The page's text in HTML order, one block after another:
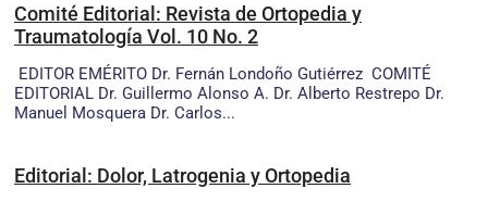
Comité Editorial: Revista de Ortopedia y
Traumatología Vol. 10 No. 2
EDITOR EMÉRITO Dr. Fernán Londoño Gutiérrez COMITÉ
EDITORIAL Dr. Guillermo Alonso A. Dr. Alberto Restrepo Dr.
Manuel Mosquera Dr. Carlos...
Editorial: Dolor, Latrogenia y Ortopedia